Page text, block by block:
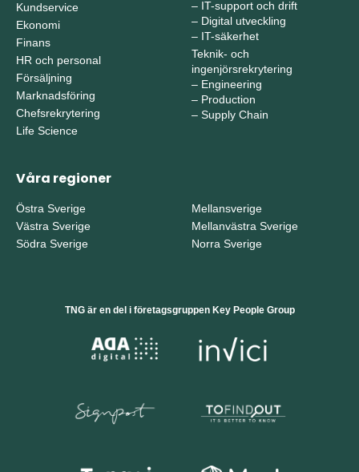
Kundservice
Ekonomi
Finans
HR och personal
Försäljning
Marknadsföring
Chefsrekrytering
Life Science
– IT-support och drift
– Digital utveckling
– IT-säkerhet
Teknik- och
ingenjörsrekrytering
– Engineering
– Production
– Supply Chain
Våra regioner
Östra Sverige
Västra Sverige
Södra Sverige
Mellansverige
Mellanvästra Sverige
Norra Sverige
TNG är en del i företagsgruppen Key People Group